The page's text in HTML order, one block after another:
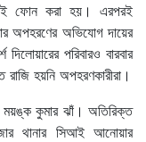
ফোন করা হয়। এরপরই
অপহরণের অভিযোগ দায়ের
পরিবারও বারবার
হয়নি অপহরণকারীরা।
ময়ঙ্ক কুমার ঝাঁ। অতিরিক্ত
থানার সিআই আনোয়ার